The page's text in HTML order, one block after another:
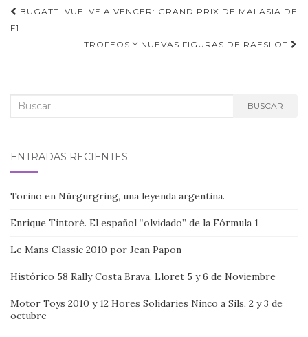
Navegación
de
entradas
BUGATTI VUELVE A VENCER: GRAND PRIX DE MALASIA DE
F1
TROFEOS Y NUEVAS FIGURAS DE RAESLOT
Buscar: BUSCAR
ENTRADAS RECIENTES
Torino en Nürgurgring, una leyenda argentina.
Enrique Tintoré. El español “olvidado” de la Fórmula 1
Le Mans Classic 2010 por Jean Papon
Histórico 58 Rally Costa Brava. Lloret 5 y 6 de Noviembre
Motor Toys 2010 y 12 Hores Solidaries Ninco a Sils, 2 y 3 de
octubre